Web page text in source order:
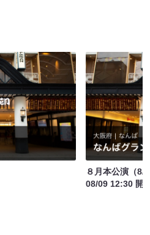
８月本公演（8/
08/09 12:30 開